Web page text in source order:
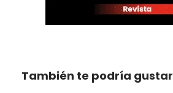
También te podría gustar